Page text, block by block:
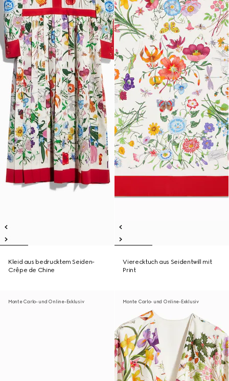
Kleid aus bedrucktem Seiden-
Crêpe de Chine
Vierecktuch aus Seidentwill mit
Print
Monte Carlo- und Online-Exklusiv Monte Carlo- und Online-Exklusiv